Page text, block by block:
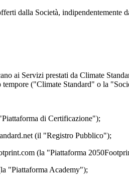
dalla Società, indipendentemente
ai Servizi prestati da Climate
("Climate Standard" o la
di Certificazione");
(il "Registro Pubblico");
(la "Piattaforma
"Piattaforma Academy");